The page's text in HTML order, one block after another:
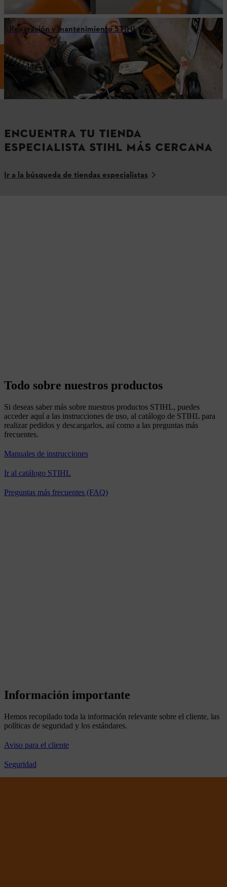
Reparación y mantenimiento STIHL
Todos los servicios
ENCUENTRA TU TIENDA
ESPECIALISTA STIHL MÁS CERCANA
Ir a la búsqueda de tiendas especialistas
Todo sobre nuestros productos
Si deseas saber más sobre nuestros productos STIHL, puedes
acceder aquí a las instrucciones de uso, al catálogo de STIHL para
realizar pedidos y descargarlos, así como a las preguntas más
frecuentes.
Manuales de instrucciones
Ir al catálogo STIHL
Preguntas más frecuentes (FAQ)
Información importante
Hemos recopilado toda la información relevante sobre el cliente, las
políticas de seguridad y los estándares.
Aviso para el cliente
Seguridad